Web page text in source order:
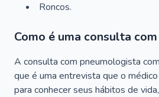
Roncos.
Como é uma consulta
A consulta com pneumologista
que é uma entrevista que o
para conhecer seus hábitos de